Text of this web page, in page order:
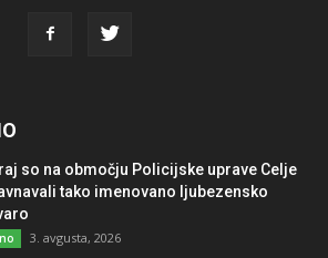
so na območju Policijske uprave Celje
tako imenovano ljubezensko
3. avgusta, 2026